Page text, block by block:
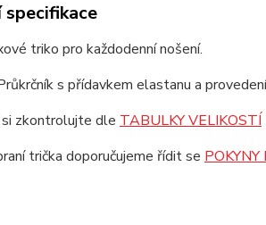
triko pro každodenní nošení.
s přídavkem elastanu a
zkontrolujte dle TABULKY VELIKOSTÍ
trička doporučujeme řídit se